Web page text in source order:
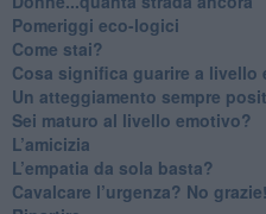
​Pomeriggi eco-logici
​Come stai?
Cosa significa guarire a livello
​Un atteggiamento sempre
​Sei maturo al livello emotivo?
​L’amicizia
​L’empatia da sola basta?
​Cavalcare l’urgenza? No grazie!